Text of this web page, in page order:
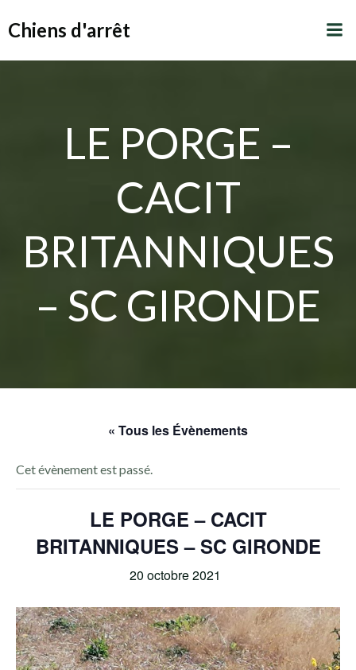
Chiens d'arrêt
LE PORGE –
CACIT
BRITANNIQUES
– SC GIRONDE
« Tous les Évènements
Cet évènement est passé.
LE PORGE – CACIT
BRITANNIQUES – SC GIRONDE
20 octobre 2021